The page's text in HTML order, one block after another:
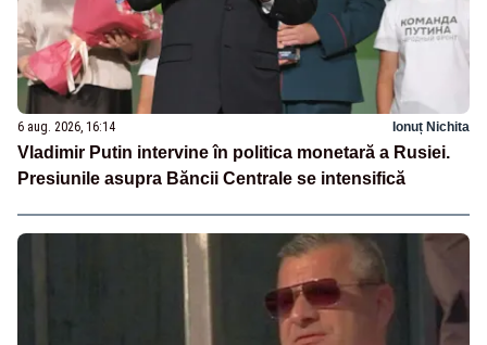
6 aug. 2026, 16:14 Ionuț Nichita
Vladimir Putin intervine în politica monetară a Rusiei.
Presiunile asupra Băncii Centrale se intensifică